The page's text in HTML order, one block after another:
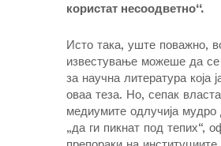
користат несоодветно“.
Исто така, уште поважно,
известување можеше да се
за научна литература која
оваа теза. Но, сепак
медиумите одлучија
„да ги пикнат под тепих“,